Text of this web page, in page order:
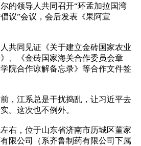
的领导人共同召开“环孟加拉国湾
议”会议，会后发表《果阿宣
共同见证《关于建立金砖国家农业
、《金砖国家海关合作委员会章
院合作谅解备忘录》等合作文件签
，江系总是干扰捣乱，让习近平去
。这次也不例外。
右，位于山东省济南市历城区董家
限公司（系齐鲁制药有限公司下属